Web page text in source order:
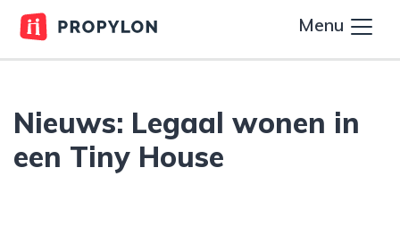
Menu
Nieuws: Legaal wonen in
een Tiny House